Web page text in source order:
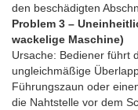
den beschädigten
Problem 3 –
wackelige Maschine)
Ursache: Bediener führt
ungleichmäßige
Führungszaun oder
die Nahtstelle vor dem